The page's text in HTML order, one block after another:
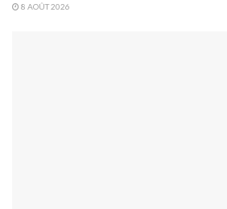
8 AOÛT 2026